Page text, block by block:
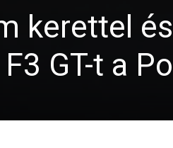
kerettel
GT-t a